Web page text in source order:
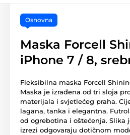
Osnovna
Maska Forcell
iPhone 7 / 8,
Fleksibilna maska Forcell
Maska je izrađena od tri sloja
materijala i svjetlećeg praha.
lagana, tanka i elegantna.
od ogrebotina i oštećenja. Slika
izrezi odgovaraju dotičnom